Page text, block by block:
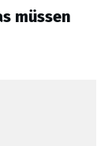
müssen